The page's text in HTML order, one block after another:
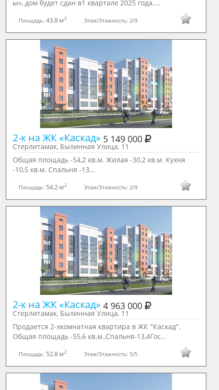
ы», дом будет сдан в1 квартале 2025 года....
Площадь:43.8 м2 Этаж/Этажность: 2/9
2-к на ЖК «Каскад» 5 149 000
Стерлитамак, Былинная Улица, 11
Общая площадь -54,2 кв.м. Жилая -30,2 кв.м. Кухня
-10,5 кв.м. Спальня -13...
Площадь: 54.2 м2 Этаж/Этажность: 2/9
2-к на ЖК «Каскад» 4 963 000
Стерлитамак, Былинная Улица, 11
Продается 2-хкомнатная квартира в ЖК "Каскад".
Общая площадь -55,6 кв.м.,Спальня-13,4Гос...
Площадь: 52.8 м2 Этаж/Этажность: 5/5